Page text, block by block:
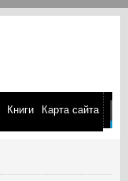
Книги Карта сайта